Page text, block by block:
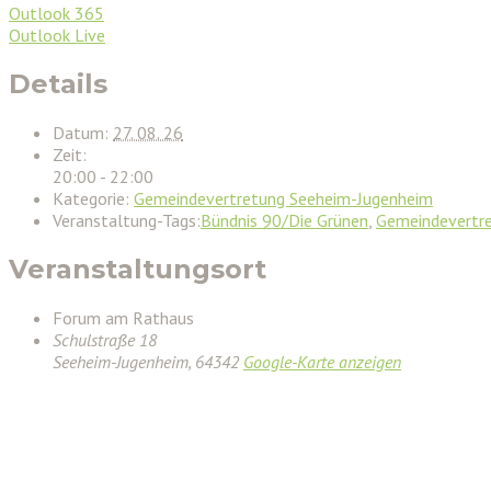
Outlook 365
Outlook Live
Details
Datum: 27. 08. 26
Zeit:
20:00 - 22:00
Kategorie: Gemeindevertretung Seeheim-Jugenheim
Veranstaltung-Tags:Bündnis 90/Die Grünen,
Veranstaltungsort
Forum am Rathaus
Schulstraße 18
Seeheim-Jugenheim, 64342 Google-Karte anzeigen